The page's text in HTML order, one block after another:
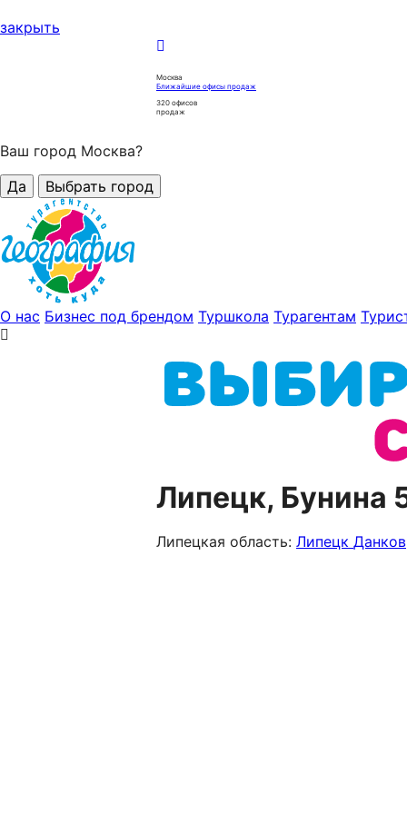
закрыть
Москва
Ближайшие офисы продаж
320 офисов
продаж
Ваш город Москва?
Да
Выбрать город
О нас Бизнес под брендом Туршкола Турагентам
Липецк, Бунина
Липецкая область: Липецк Данков